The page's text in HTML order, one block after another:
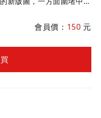
將受利？誰將受害？
會員價： 150 元